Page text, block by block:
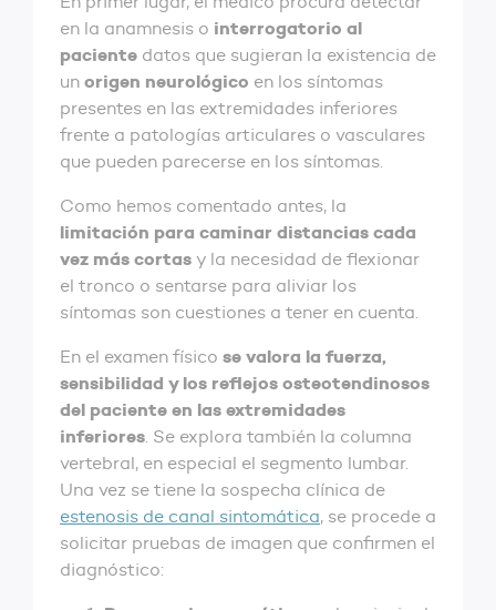
en la anamnesis o interrogatorio al
paciente datos que sugieran la existencia de
un origen neurológico en los síntomas
presentes en las extremidades inferiores
frente a patologías articulares o vasculares
que pueden parecerse en los síntomas.
Como hemos comentado antes, la
limitación para caminar distancias cada
vez más cortas y la necesidad de flexionar
el tronco o sentarse para aliviar los
síntomas son cuestiones a tener en cuenta.
En el examen físico se valora la fuerza,
sensibilidad y los reflejos osteotendinosos
del paciente en las extremidades
inferiores. Se explora también la columna
vertebral, en especial el segmento lumbar.
Una vez se tiene la sospecha clínica de
estenosis de canal sintomática, se procede a
solicitar pruebas de imagen que confirmen el
diagnóstico: